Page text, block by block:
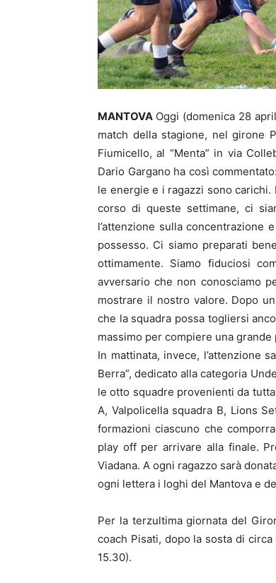
MANTOVA Oggi (domenica 28
match della stagione, nel girone
Fiumicello, al “Menta” in via
Dario Gargano ha così
le energie e i ragazzi sono
corso di queste settimane, ci
l’attenzione sulla
possesso. Ci siamo preparati
ottimamente. Siamo fiduciosi
avversario che non conosciamo
mostrare il nostro valore. Dopo
che la squadra possa togliersi
massimo per compiere una
In mattinata, invece, l’attenzione
Berra”, dedicato alla categoria
le otto squadre provenienti da
A, Valpolicella squadra B, Lions
formazioni ciascuno che
play off per arrivare alla finale.
Viadana. A ogni ragazzo sarà
ogni lettera i loghi del Mantova e
Per la terzultima giornata del
coach Pisati, dopo la sosta di
15.30).